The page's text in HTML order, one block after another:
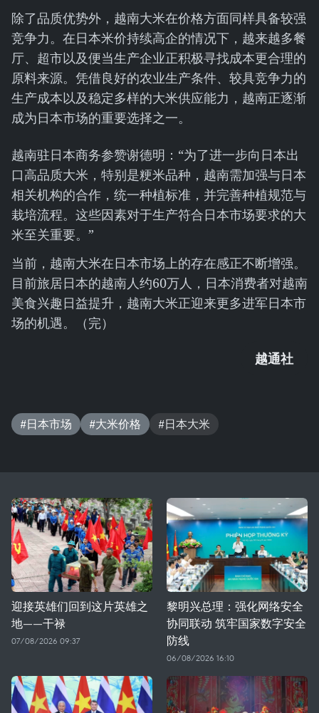
除了品质优势外，越南大米在价格方面同样具备较强
竞争力。在日本米价持续高企的情况下，越来越多餐
厅、超市以及便当生产企业正积极寻找成本更合理的
原料来源。凭借良好的农业生产条件、较具竞争力的
生产成本以及稳定多样的大米供应能力，越南正逐渐
成为日本市场的重要选择之一。
越南驻日本商务参赞谢德明：“为了进一步向日本出
口高品质大米，特别是粳米品种，越南需加强与日本
相关机构的合作，统一种植标准，并完善种植规范与
栽培流程。这些因素对于生产符合日本市场要求的大
米至关重要。”
当前，越南大米在日本市场上的存在感正不断增强。
目前旅居日本的越南人约60万人，日本消费者对越南
美食兴趣日益提升，越南大米正迎来更多进军日本市
场的机遇。（完）
越通社
#日本市场 #大米价格 #日本大米
迎接英雄们回到这片英雄之
地——干禄
07/08/2026 09:37
黎明兴总理：强化网络安全
协同联动 筑牢国家数字安全
防线
06/08/2026 16:10